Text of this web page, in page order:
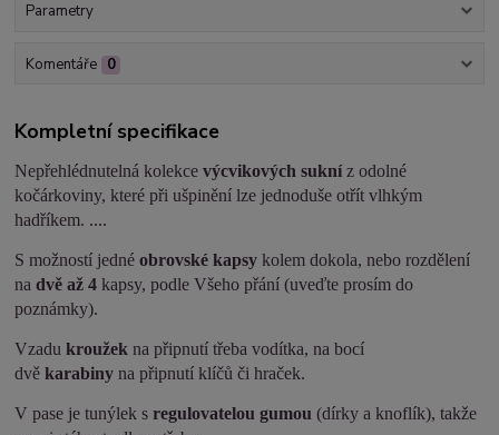
Parametry
Komentáře 0
Kompletní specifikace
Nepřehlédnutelná kolekcevýcvikových sukníz odolné
kočárkoviny, které při ušpinění lze jednoduše otřít vlhkým
hadříkem. ....
S možností jednéobrovské kapsy kolem dokola, nebo rozdělení
nadvě až 4 kapsy, podle Všeho přání (uveďte prosím do
poznámky).
Vzadukroužek na připnutí třeba vodítka, na bocí
dvěkarabiny na připnutí klíčů či hraček.
V pase je tunýlek sregulovatelou gumou (dírky a knoflík), takže